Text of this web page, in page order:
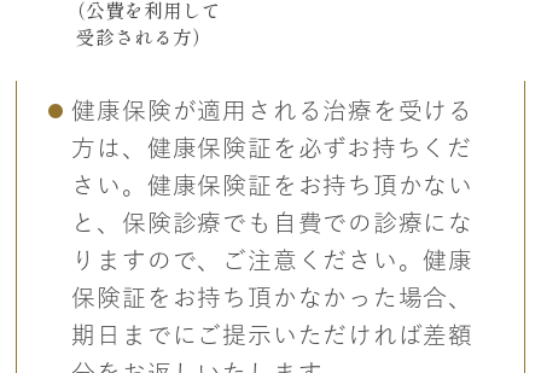
（公費を利用して
受診される方）
健康保険が適用される治療を受ける
方は、健康保険証を必ずお持ちくだ
さい。健康保険証をお持ち頂かない
と、保険診療でも自費での診療にな
りますので、ご注意ください。健康
保険証をお持ち頂かなかった場合、
期日までにご提示いただければ差額